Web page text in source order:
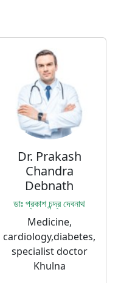
Dr. Prakash
Chandra
Debnath
ডাঃ প্রকাশ চন্দ্র দেবনাথ
Medicine,
cardiology,diabetes,
specialist doctor
Khulna